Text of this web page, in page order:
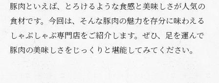
豚肉といえば、とろけるような食感と美味しさが人気の
食材です。今回は、そんな豚肉の魅力を存分に味わえる
しゃぶしゃぶ専門店をご紹介します。ぜひ、足を運んで
豚肉の美味しさをじっくりと堪能してみてください。